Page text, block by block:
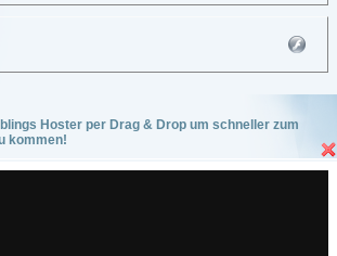
Hoster per Drag & Drop um schneller zum
kommen!